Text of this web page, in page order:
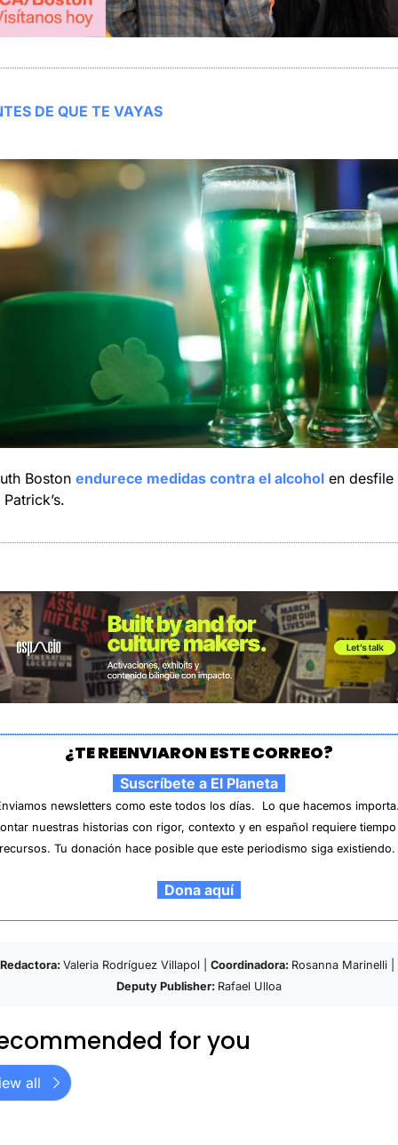
DE QUE TE VAYAS
Boston endurece medidas contra el alcohol en desfile
¿TE REENVIARON ESTE CORREO?
  Suscríbete a El Planeta
newsletters como este todos los días. Lo que hacemos
nuestras historias con rigor, contexto y en español requiere
recursos. Tu donación hace posible que este periodismo siga existiendo.
  Dona aquí
Redactora: Valeria Rodríguez Villapol | Coordinadora:
Deputy Publisher: Rafael Ulloa
for you
all